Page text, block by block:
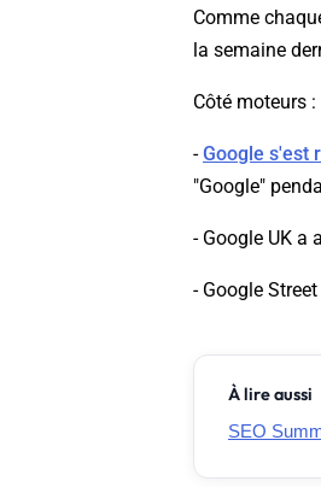
Comme
la semaine
Côté moteurs :
-Google s'est
"Google"
- Google UK a
- Google
À lire aussi
SEO